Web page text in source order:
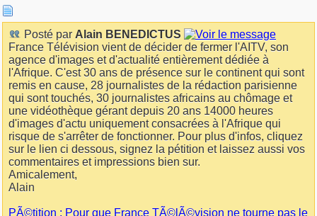
Posté par Alain BENEDICTUS
France Télévision vient de décider de fermer l'AITV, son
agence d'images et d'actualité entièrement dédiée à
l'Afrique. C'est 30 ans de présence sur le continent qui sont
remis en cause, 28 journalistes de la rédaction parisienne
qui sont touchés, 30 journalistes africains au chômage et
une vidéothèque gérant depuis 20 ans 14000 heures
d'images d'actu uniquement consacrées à l'Afrique qui
risque de s'arrêter de fonctionner. Pour plus d'infos, cliquez
sur le lien ci dessous, signez la pétition et laissez aussi vos
commentaires et impressions bien sur.
Amicalement,
Alain
PÃ©tition : Pour que France TÃ©lÃ©vision ne tourne pas le